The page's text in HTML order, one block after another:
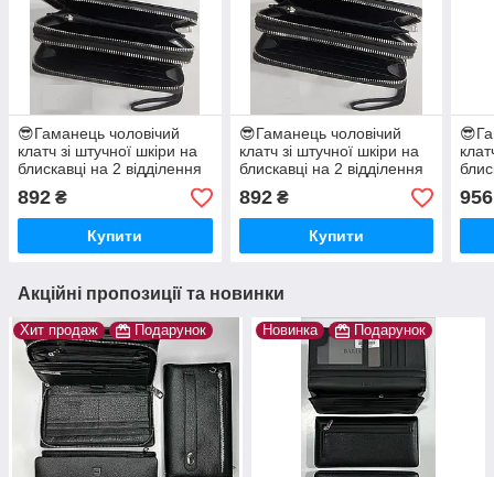
😎Гаманець чоловічий
клатч зі штучної шкіри на
блискавці на 2 відділення
"BALISA"
892 ₴
Купити
😎Гаманець чоловічий
клатч зі штучної шкіри на
блискавці на 2 відділення
"BALISA"
892₴
Купити
956
Акційні пропозиції та новинки
Хит продаж Подарунок Новинка Подарунок